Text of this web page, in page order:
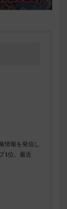
情報を発信し
1位。最近